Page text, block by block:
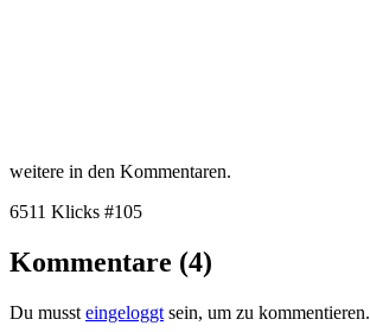
weitere in den Kommentaren.
6511 Klicks #105
Kommentare (4)
Du musst eingeloggt sein, um zu kommentieren.